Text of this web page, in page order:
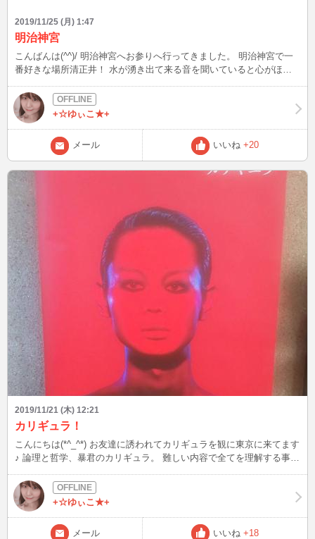
2019/11/25 (月) 1:47
明治神宮
こんばんは(^^)/ 明治神宮へお参りへ行ってきました。 明治神宮で一
番好きな場所清正井！ 水が湧き出て来る音を聞いていると心がほっ
どではなく 天皇や皇太后さまが詠んだ和歌の30首のどれかが書かれ
ています♪ はぁ～(^^♪すっきりした！
+☆ゆぃこ★+
メール いいね +20
2019/11/21 (木) 12:21
カリギュラ！
こんにちは(*^_^*) お友達に誘われてカリギュラを観に東京に来てます
♪ 論理と哲学、暴君のカリギュラ。 難しい内容で全てを理解する事は
した。
+☆ゆぃこ★+
メール いいね +18